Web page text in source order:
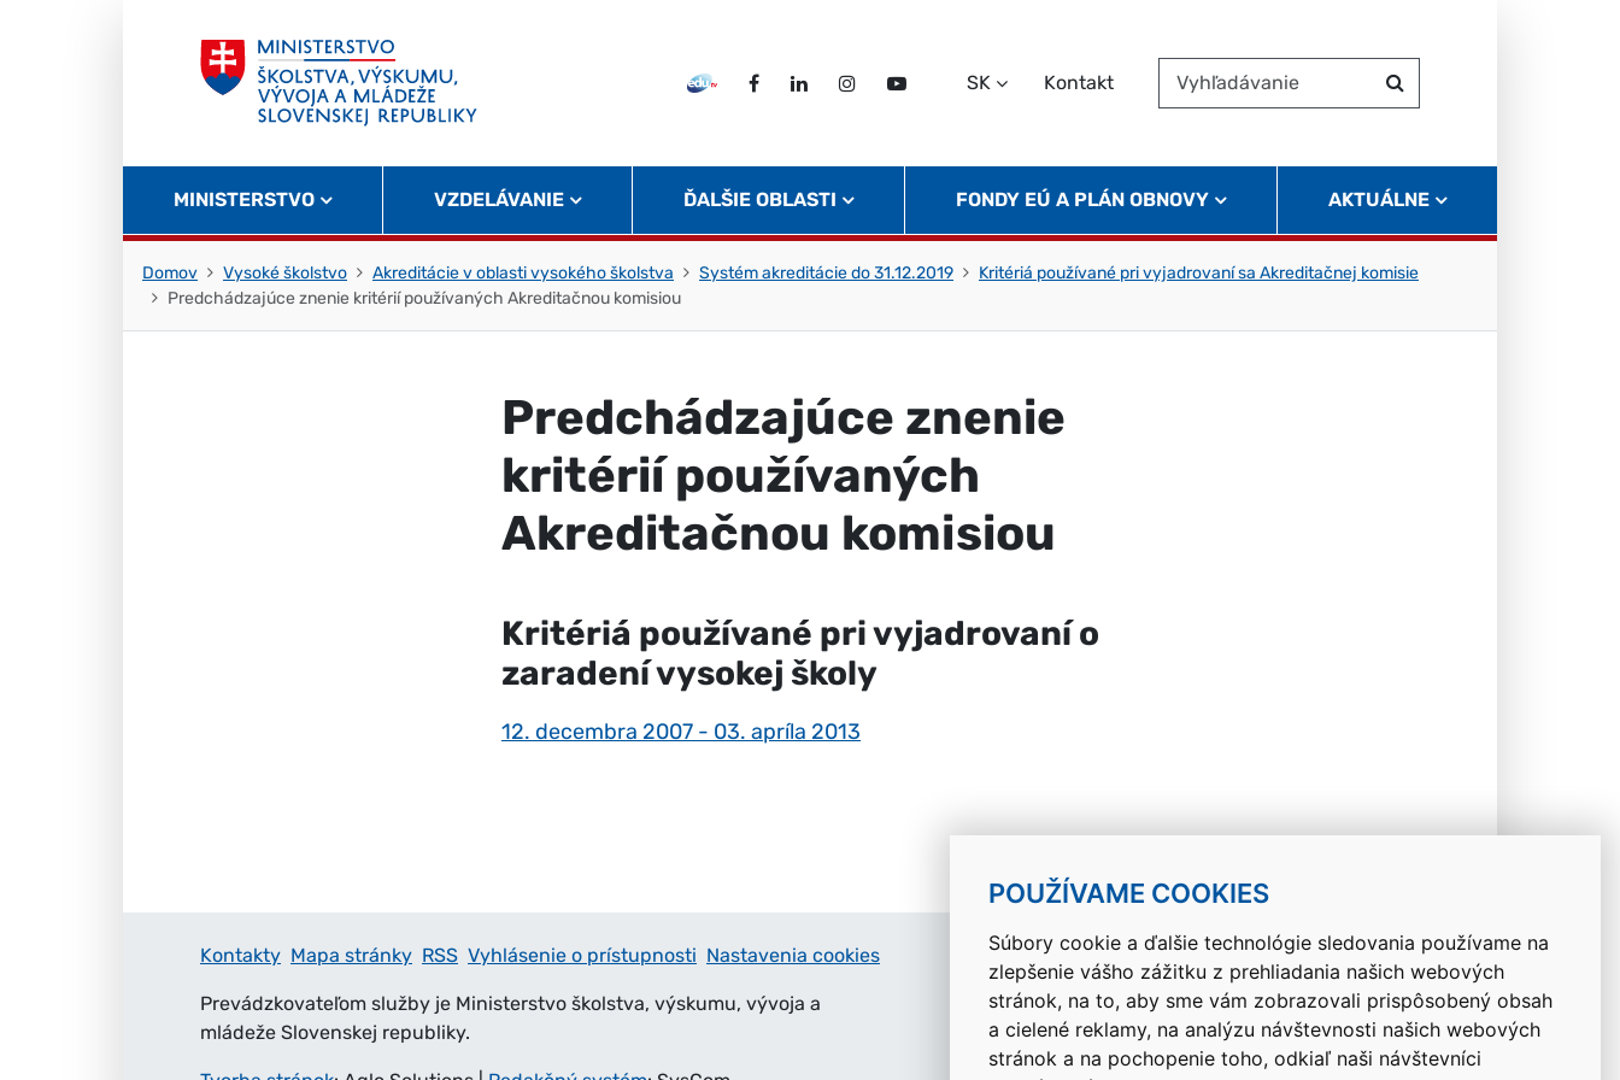
POUŽÍVAME COOKIES
Súbory cookie a ďalšie technológie sledovania používame na
zlepšenie vášho zážitku z prehliadania našich webových
stránok, na to, aby sme vám zobrazovali prispôsobený obsah
a cielené reklamy, na analýzu návštevnosti našich webových
stránok a na pochopenie toho, odkiaľ naši návštevníci
EDU TVFacebookLinkedInInstagram
Twitter
SK Kontakt
Vyhľadávanie
Hľadať
MINISTERSTVO VZDELÁVANIE ĎALŠIE OBLASTI FONDY EÚ A PLÁN OBNOVY AKTUÁLNE
Domov Vysoké školstvo Akreditácie v oblasti vysokého školstva Systém akreditácie do 31.12.2019
Kritériá používané pri vyjadrovaní sa Akreditačnej komisie
Predchádzajúce znenie kritérií používaných Akreditačnou komisiou
Predchádzajúce znenie
kritérií používaných
Akreditačnou komisiou
Kritériá používané pri vyjadrovaní o
zaradení vysokej školy
12. decembra 2007 - 03. apríla 2013
Návrat hore
Kontakty Mapa stránky RSS Vyhlásenie o prístupnosti Nastavenia cookies
Prevádzkovateľom služby je Ministerstvo školstva, výskumu, vývoja a
mládeže Slovenskej republiky.